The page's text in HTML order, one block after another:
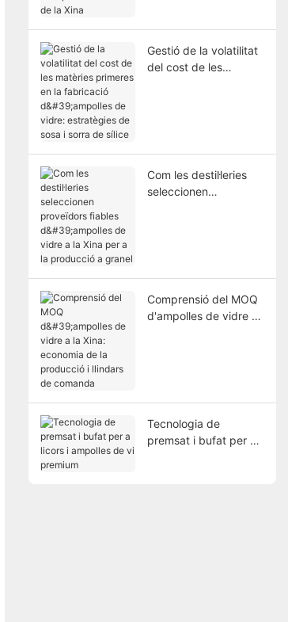
Gestió de la volatilitat
del cost de les
Com les destil·leries
seleccionen
Comprensió del MOQ
d'ampolles de vidre a
Tecnologia de
premsat i bufat per a